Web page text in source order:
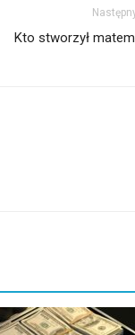
Kto stworzył